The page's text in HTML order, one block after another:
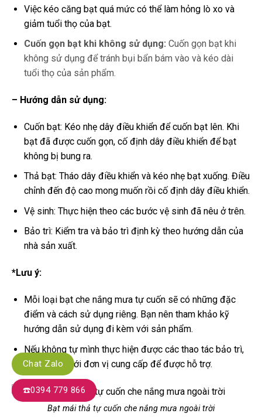
Việc kéo căng bạt quá mức có thể làm hỏng lò xo và
giảm tuổi thọ của bạt.
Cuốn gọn bạt khi không sử dụng: Cuốn gọn bạt khi
không sử dụng để tránh bụi bẩn bám vào và kéo dài
tuổi thọ của sản phẩm.
– Hướng dẫn sử dụng:
Cuốn bạt: Kéo nhẹ dây điều khiển để cuốn bạt lên. Khi
bạt đã được cuốn gọn, cố định dây điều khiển để bạt
không bị bung ra.
Thả bạt: Tháo dây điều khiển và kéo nhẹ bạt xuống. Điều
chỉnh đến độ cao mong muốn rồi cố định dây điều khiển.
Vệ sinh: Thực hiện theo các bước vệ sinh đã nêu ở trên.
Bảo trì: Kiểm tra và bảo trì định kỳ theo hướng dẫn của
nhà sản xuất.
*Lưu ý:
Mỗi loại bạt che nắng mưa tự cuốn sẽ có những đặc
điểm và cách sử dụng riêng. Bạn nên tham khảo kỹ
hướng dẫn sử dụng đi kèm với sản phẩm.
Nếu không tự mình thực hiện được các thao tác bảo trì,
hãy liên hệ với đơn vị cung cấp để được hỗ trợ.
Bạt mái thả tự cuốn che nắng mưa ngoài trời
Chat Zalo
☎️0394 779 866